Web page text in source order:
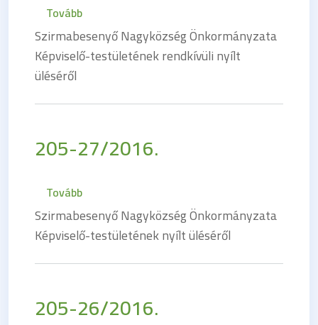
Tovább(205-29/2016.)
Szirmabesenyő Nagyközség Önkormányzata
Képviselő-testületének rendkívüli nyílt
üléséről
205-27/2016.
Tovább(205-27/2016.)
Szirmabesenyő Nagyközség Önkormányzata
Képviselő-testületének nyílt üléséről
205-26/2016.